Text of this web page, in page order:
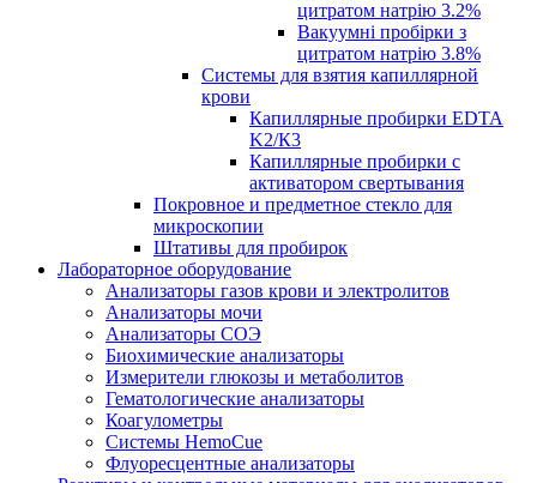
цитратом натрію 3.2%
Вакуумні пробірки з
цитратом натрію 3.8%
Системы для взятия капиллярной
крови
Капиллярные пробирки EDTA
K2/К3
Капиллярные пробирки с
активатором свертывания
Покровное и предметное стекло для
микроскопии
Штативы для пробирок
Лабораторное оборудование
Анализаторы газов крови и электролитов
Анализаторы мочи
Анализаторы СОЭ
Биохимические анализаторы
Измерители глюкозы и метаболитов
Гематологические анализаторы
Коагулометры
Системы HemoCue
Флуоресцентные анализаторы